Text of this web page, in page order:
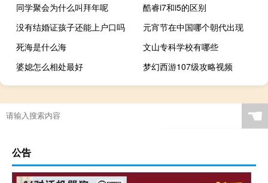
同学聚会为什么叫拜年呢
酷睿i7和i5的区别
没有结婚证孩子还能上户口吗
元宵节在中国哪个朝代出现
死海是什么海
文山专科学校有哪些
婆媳怎么相处最好
梦幻西游107级攻略视频
☚
公告